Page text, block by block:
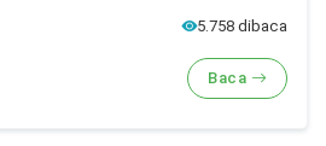
5.758 dibaca
Baca